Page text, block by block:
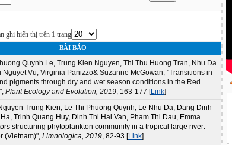
ghi hiển thị trên 1 trang
BÀI BÁO
Quynh Le, Trung Kien Nguyen, Thi Thu Huong Tran, Nhu Da
Nguyet Vu, Virginia Panizzo& Suzanne McGowan, "Transitions in
pigments through dry and wet season conditions in the Red
Plant Ecology and Evolution, 2019 , 163-177 [Link]
Trung Kien, Le Thi Phuong Quynh, Le Nhu Da, Dang Dinh
Trinh Quang Huy, Dinh Thi Hai Van, Pham Thi Dau, Emma
structuring phytoplankton community in a tropical large river:
(Vietnam)", Limnologica, 2019 , 82-93 [Link]